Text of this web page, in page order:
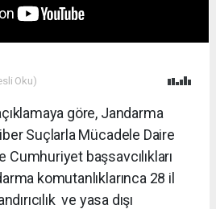
Oku)
göre, Jandarma
Suçlarla Mücadele Daire
Cumhuriyet başsavcılıkları
komutanlıklarınca 28 il
ve yasa dışı